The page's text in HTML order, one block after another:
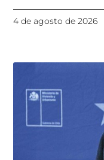
4 de agosto de 2026